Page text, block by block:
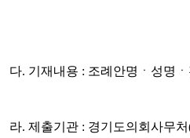
다. 기재내용 : 조례안명ㆍ성명
라. 제출기관 : 경기도의회사무